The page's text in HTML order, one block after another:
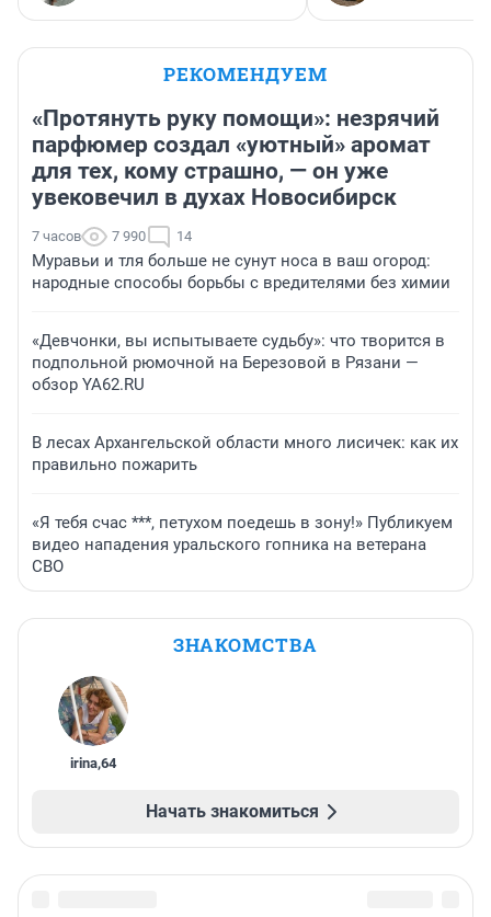
РЕКОМЕНДУЕМ
«Протянуть руку помощи»: незрячий
парфюмер создал «уютный» аромат
для тех, кому страшно, — он уже
увековечил в духах Новосибирск
7 часов 7 990 14
Муравьи и тля больше не сунут носа в ваш огород:
народные способы борьбы с вредителями без химии
«Девчонки, вы испытываете судьбу»: что творится в
подпольной рюмочной на Березовой в Рязани —
обзор YA62.RU
В лесах Архангельской области много лисичек: как их
правильно пожарить
«Я тебя счас ***, петухом поедешь в зону!» Публикуем
видео нападения уральского гопника на ветерана
СВО
ЗНАКОМСТВА
irina,64
Начать знакомиться